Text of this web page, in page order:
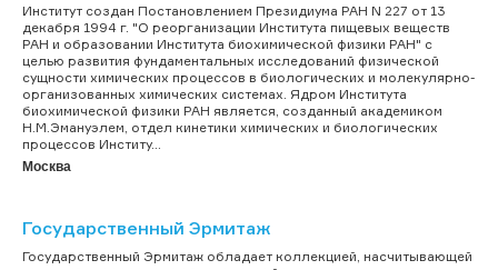
Институт создан Постановлением Президиума РАН N 227 от 13
декабря 1994 г. "О реорганизации Института пищевых веществ
РАН и образовании Института биохимической физики РАН" с
целью развития фундаментальных исследований физической
сущности химических процессов в биологических и молекулярно-
организованных химических системах. Ядром Института
биохимической физики РАН является, созданный академиком
Н.М.Эмануэлем, отдел кинетики химических и биологических
процессов Институ...
Москва
Государственный Эрмитаж
Государственный Эрмитаж обладает коллекцией, насчитывающей